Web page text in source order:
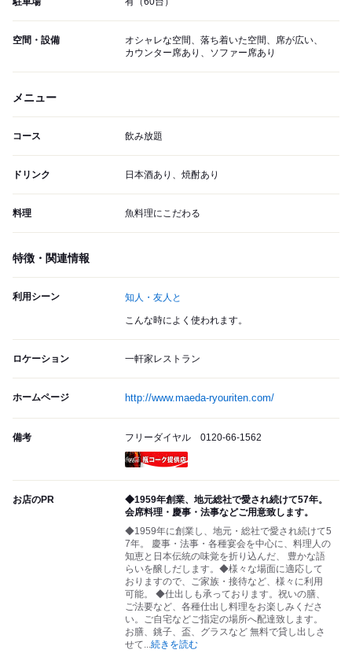
空間・設備
オシャレな空間、落ち着いた空間、席が広い、
カウンター席あり、ソファー席あり
メニュー
コース 飲み放題
ドリンク 日本酒あり、焼酎あり
料理 魚料理にこだわる
特徴・関連情報
利用シーン 知人・友人と
こんな時によく使われます。
ロケーション 一軒家レストラン
ホームページ http://www.maeda-ryouriten.com/
備考
フリーダイヤル 0120-66-1562
お店のPR
◆1959年創業、地元総社で愛され続けて57年。
会席料理・慶事・法事などご用意致します。
◆1959年に創業し、地元・総社で愛され続けて5
7年。 慶事・法事・各種宴会を中心に、料理人の
知恵と日本伝統の味覚を折り込んだ、 豊かな語
らいを醸しだします。◆様々な場面に適応して
おりますので、ご家族・接待など、様々に利用
可能。 ◆仕出しも承っております。祝いの膳、
ご法要など、各種仕出し料理をお楽しみくださ
い。ご自宅などご指定の場所へ配達致します。
お膳、銚子、盃、グラスなど 無料で貸し出しさ
せて...続きを読む